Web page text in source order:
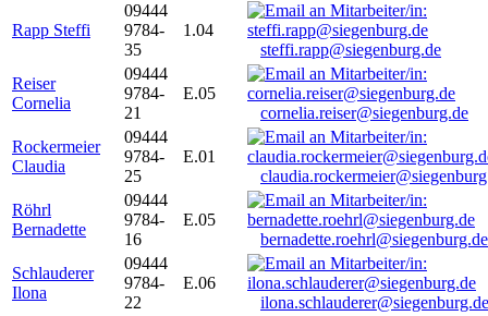
Rapp Steffi
09444
9784-
35
1.04
steffi.rapp@siegenburg.de
Reiser
Cornelia
09444
9784-
21
E.05
cornelia.reiser@siegenburg.de
Rockermeier
Claudia
09444
9784-
25
E.01
Röhrl
Bernadette
09444
9784-
16
E.05
bernadette.roehrl@siegenburg.de
Schlauderer
Ilona
09444
9784-
22
E.06
ilona.schlauderer@siegenburg.de